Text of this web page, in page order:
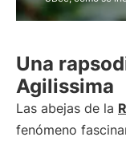
Una
Agilissima
Las abejas de la
fenómeno